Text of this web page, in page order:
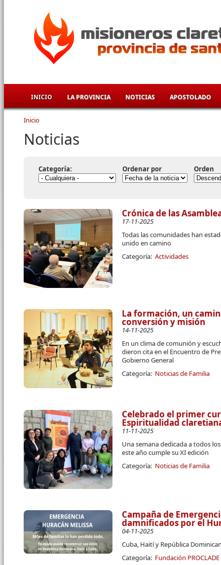
INICIO LA PROVINCIA NOTICIAS APOSTOLADO
Se encuentra usted aquí
Inicio
Noticias
Categoría: Ordenar por Orden
Crónica de las
17-11-2025
Todas las comunidades han
unido en camino
Categoría: Actividades
La formación, un
conversión y misión
14-11-2025
En un clima de comunión y
dieron cita en el Encuentro de
Gobierno General
Categoría: Noticias de Familia
Celebrado el primer
Espiritualidad
11-11-2025
Una semana dedicada a todos
este año cumple su XI edición
Categoría: Noticias de Familia
Campaña de
damnificados por el
04-11-2025
Cuba, Haití y República
Categoría: Fundación PROCLADE